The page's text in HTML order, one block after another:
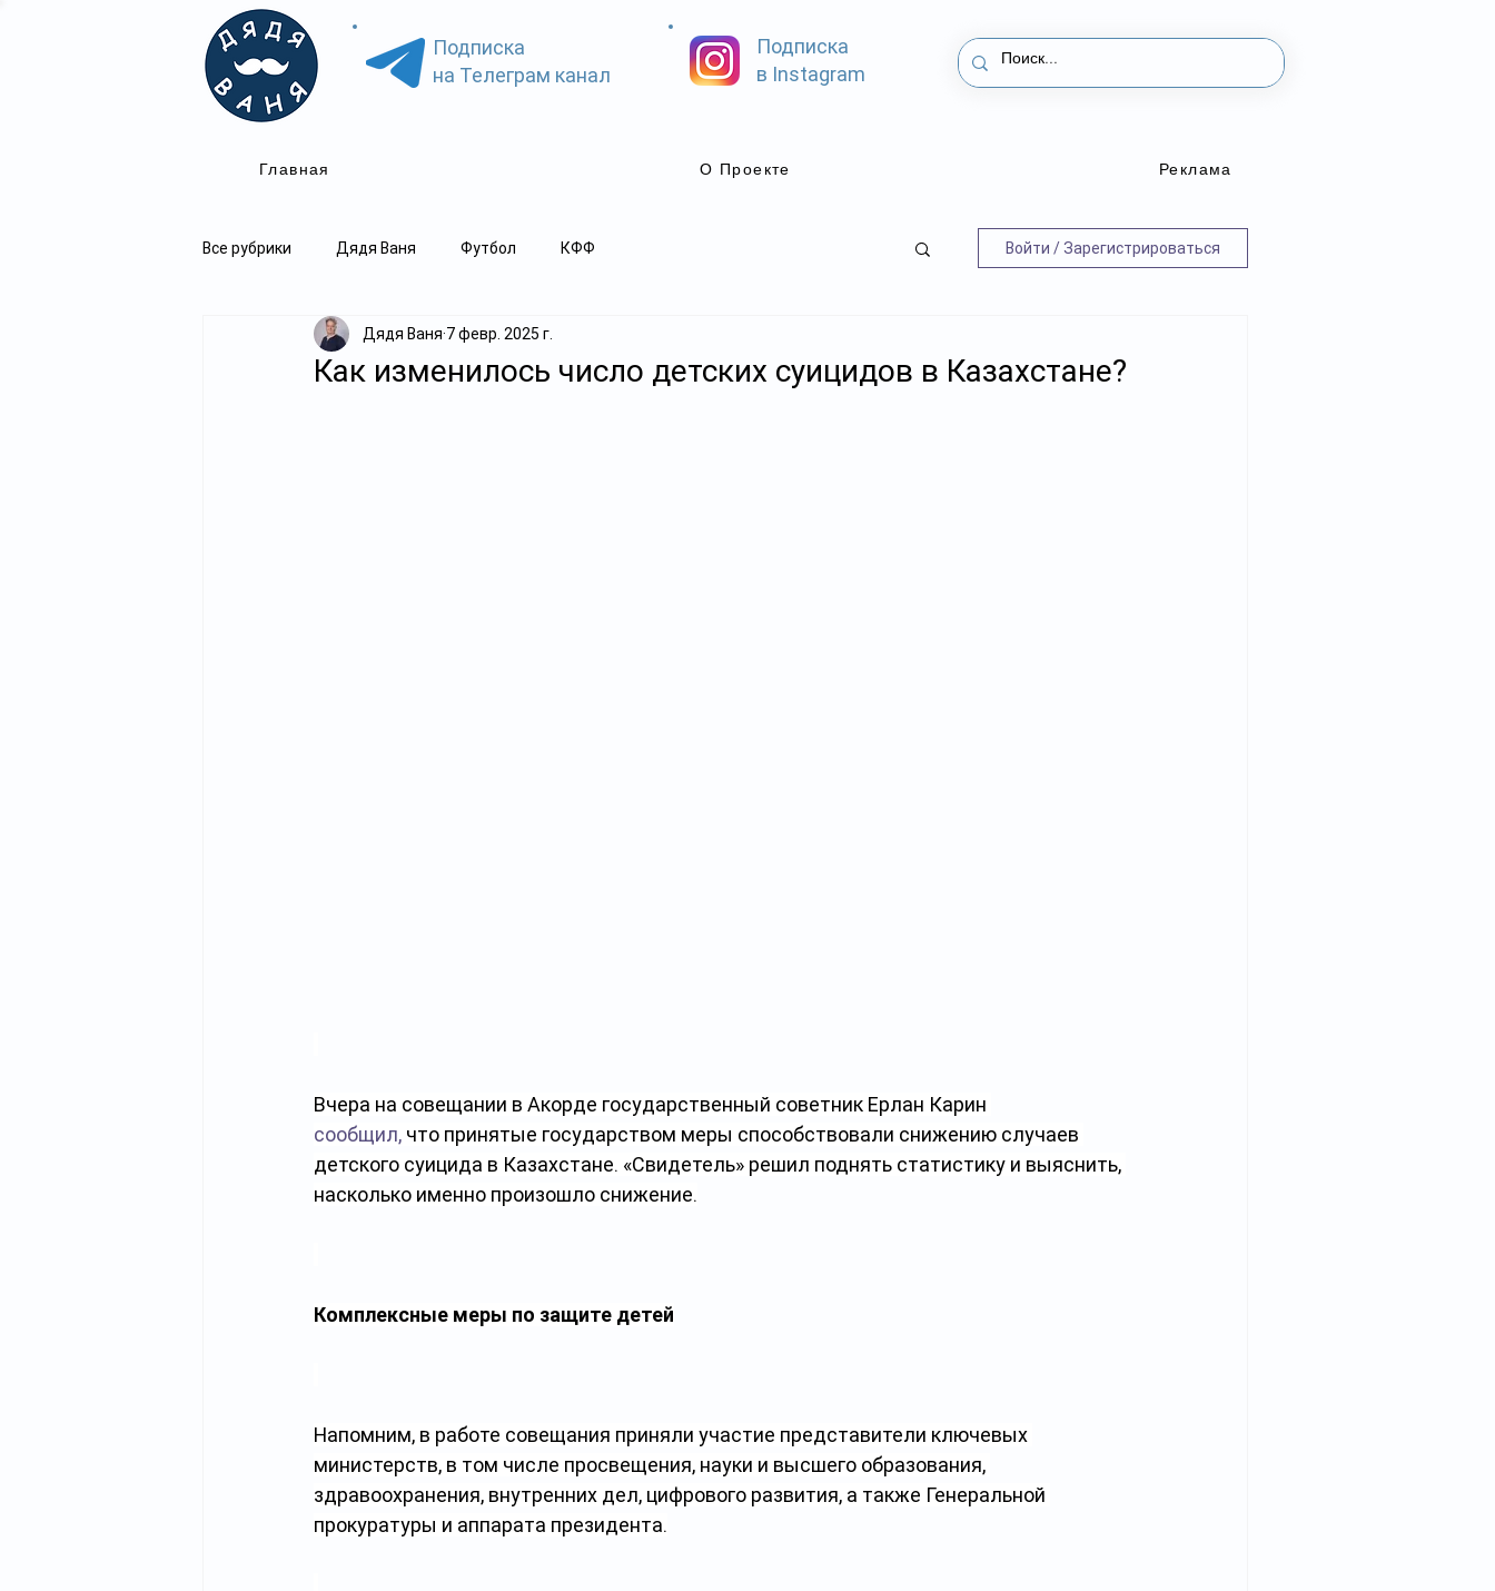
Подписка
на Телеграм канал
Главная
Подписка
в Instagram
О Проекте Реклама
Все рубрики Дядя Ваня Футбол КФФ Войти / Зарегистрироваться
Как изменилось число детских суицидов в Казахстане?
Дядя Ваня 7 февр. 2025 г.
Вчера на совещании в Акорде государственный советник Ерлан Карин
сообщил, что принятые государством меры способствовали снижению случаев
детского суицида в Казахстане. «Свидетель» решил поднять статистику и выяснить,
насколько именно произошло снижение.
Комплексные меры по защите детей
Напомним, в работе совещания приняли участие представители ключевых
министерств, в том числе просвещения, науки и высшего образования,
здравоохранения, внутренних дел, цифрового развития, а также Генеральной
прокуратуры и аппарата президента.